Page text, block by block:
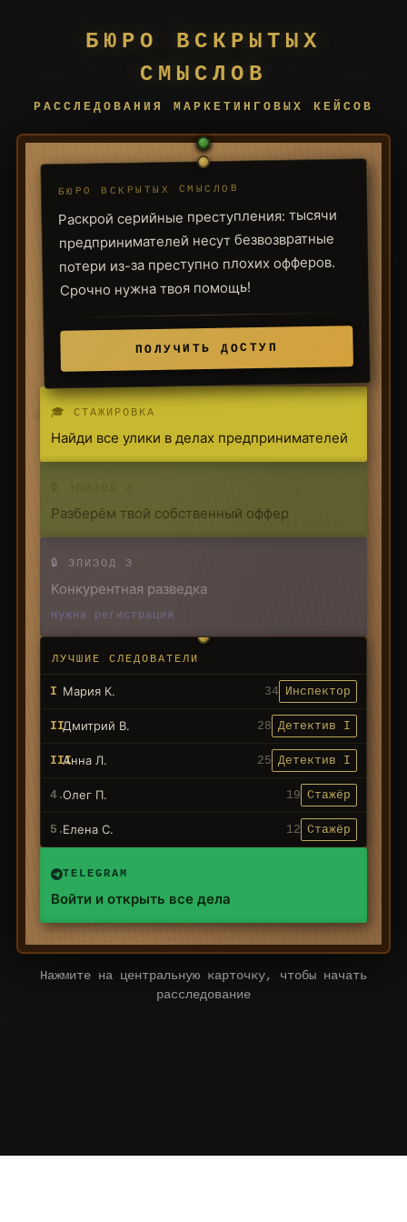
БЮРО ВСКРЫТЫХ
СМЫСЛОВ
РАССЛЕДОВАНИЯ МАРКЕТИНГОВЫХ КЕЙСОВ
БЮРО ВСКРЫТЫХ СМЫСЛОВ
Раскрой серийные преступления: тысячи
предпринимателей несут безвозвратные
потери из-за преступно плохих офферов.
Срочно нужна твоя помощь!
ПОЛУЧИТЬ ДОСТУП
🎓 СТАЖИРОВКА
Найди все улики в делах предпринимателей
Разберём твой собственный оффер
🔒 ЭПИЗОД 3
Конкурентная разведка
Нужна регистрация
ЛУЧШИЕ СЛЕДОВАТЕЛИ
I Мария К. 34 Инспектор
IIДмитрий В. 28 Детектив I
IIIАнна Л. 25 Детектив I
4.Олег П. 19 Стажёр
5.Елена С. 12 Стажёр
TELEGRAM
Войти и открыть все дела
Нажмите на центральную карточку, чтобы начать
расследование